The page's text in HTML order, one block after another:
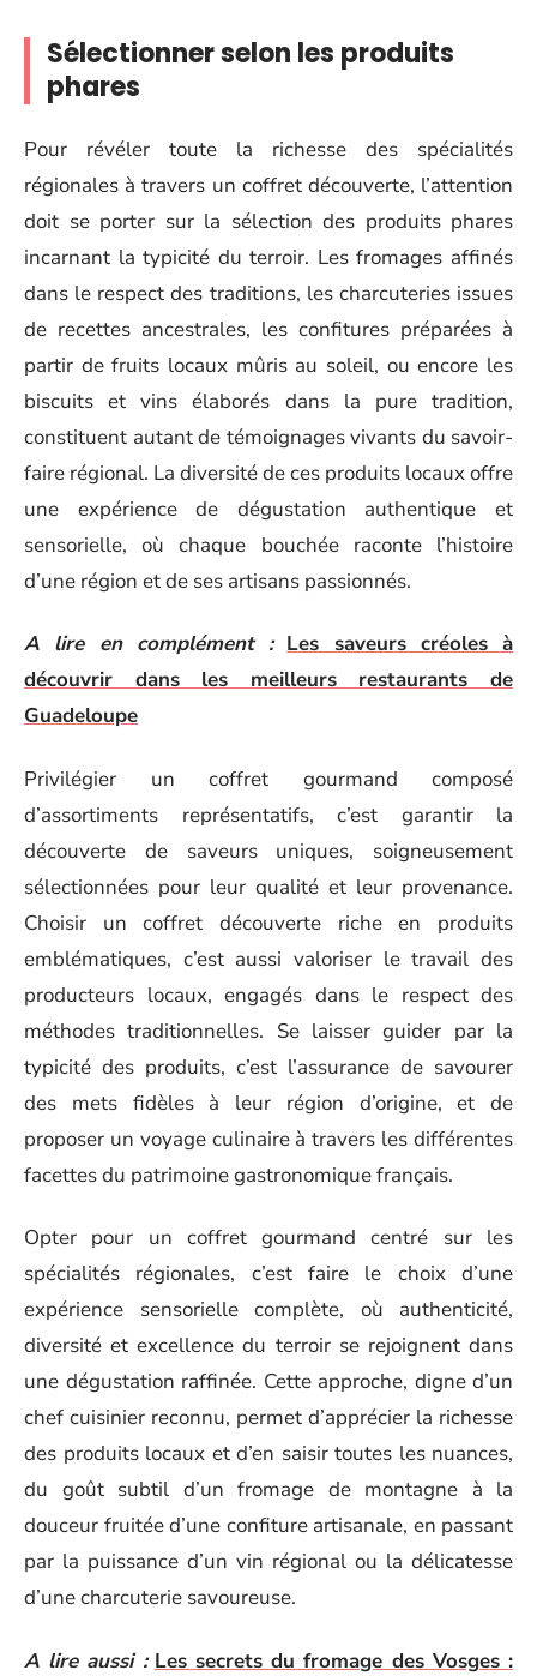
Sélectionner selon les produits
phares
Pour révéler toute la richesse des spécialités
régionales à travers un coffret découverte, l’attention
doit se porter sur la sélection des produits phares
incarnant la typicité du terroir. Les fromages affinés
dans le respect des traditions, les charcuteries issues
de recettes ancestrales, les confitures préparées à
partir de fruits locaux mûris au soleil, ou encore les
biscuits et vins élaborés dans la pure tradition,
constituent autant de témoignages vivants du savoir-
faire régional. La diversité de ces produits locaux offre
une expérience de dégustation authentique et
sensorielle, où chaque bouchée raconte l’histoire
d’une région et de ses artisans passionnés.
A lire en complément : Les saveurs créoles à
découvrir dans les meilleurs restaurants de
Guadeloupe
Privilégier un coffret gourmand composé
d’assortiments représentatifs, c’est garantir la
découverte de saveurs uniques, soigneusement
sélectionnées pour leur qualité et leur provenance.
Choisir un coffret découverte riche en produits
emblématiques, c’est aussi valoriser le travail des
producteurs locaux, engagés dans le respect des
méthodes traditionnelles. Se laisser guider par la
typicité des produits, c’est l’assurance de savourer
des mets fidèles à leur région d’origine, et de
proposer un voyage culinaire à travers les différentes
facettes du patrimoine gastronomique français.
Opter pour un coffret gourmand centré sur les
spécialités régionales, c’est faire le choix d’une
expérience sensorielle complète, où authenticité,
diversité et excellence du terroir se rejoignent dans
une dégustation raffinée. Cette approche, digne d’un
chef cuisinier reconnu, permet d’apprécier la richesse
des produits locaux et d’en saisir toutes les nuances,
du goût subtil d’un fromage de montagne à la
douceur fruitée d’une confiture artisanale, en passant
par la puissance d’un vin régional ou la délicatesse
d’une charcuterie savoureuse.
A lire aussi : Les secrets du fromage des Vosges :